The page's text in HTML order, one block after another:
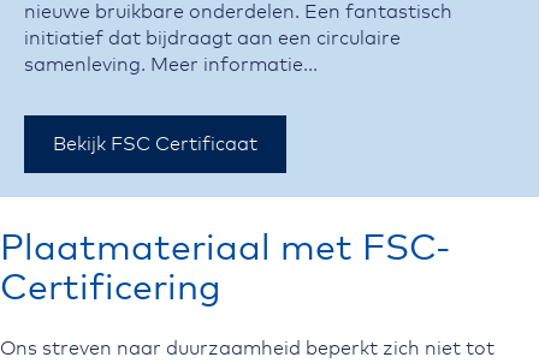
nieuwe bruikbare onderdelen. Een fantastisch
initiatief dat bijdraagt aan een circulaire
samenleving. Meer informatie...
Bekijk FSC Certificaat
Plaatmateriaal met FSC-
Certificering
Ons streven naar duurzaamheid beperkt zich niet tot